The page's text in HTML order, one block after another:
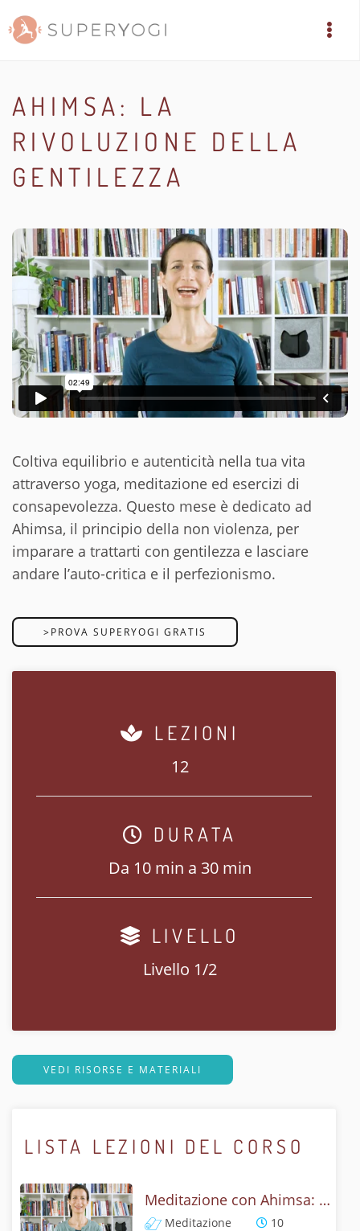
AHIMSA: LA
RIVOLUZIONE DELLA
GENTILEZZA
Coltiva equilibrio e autenticità nella tua vita
attraverso yoga, meditazione ed esercizi di
consapevolezza. Questo mese è dedicato ad
Ahimsa, il principio della non violenza, per
imparare a trattarti con gentilezza e lasciare
andare l’auto-critica e il perfezionismo.
>PROVA SUPERYOGI GRATIS
LEZIONI
12
DURATA
Da 10 min a 30 min
LIVELLO
Livello 1/2
VEDI RISORSE E MATERIALI
LISTA LEZIONI DEL CORSO
Meditazione con Ahimsa: Gentilezza con Mantra
Meditazione
10